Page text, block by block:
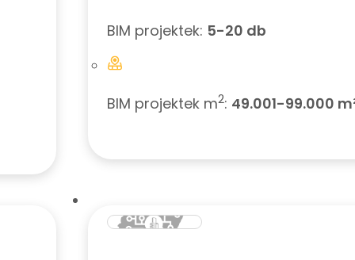
BIM projektek: 5-20 db
BIM projektek m2: 49.001-99.000